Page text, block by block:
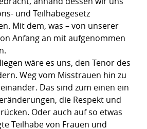
und Teilhabegesetz
Mit dem, was – von unserer
Anfang an mit aufgenommen
wäre es uns, den Tenor des
Weg vom Misstrauen hin zu
Das sind zum einen ein
die Respekt und
Oder auch auf so etwas
Teilhabe von Frauen und